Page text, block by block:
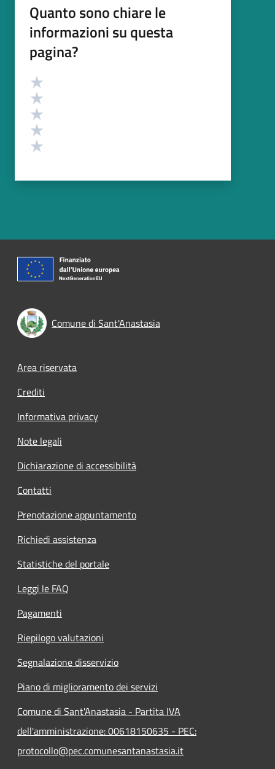
Quanto sono chiare le
informazioni su questa
pagina?
Valutazione
Comune di Sant'Anastasia
Footer menu
Area riservata
Crediti
Informativa privacy
Note legali
Dichiarazione di accessibilità
Contatti
Prenotazione appuntamento
Richiedi assistenza
Statistiche del portale
Leggi le FAQ
Pagamenti
Riepilogo valutazioni
Segnalazione disservizio
Piano di miglioramento dei servizi
Comune di Sant'Anastasia - Partita IVA
dell'amministrazione: 00618150635 - PEC:
protocollo@pec.comunesantanastasia.it